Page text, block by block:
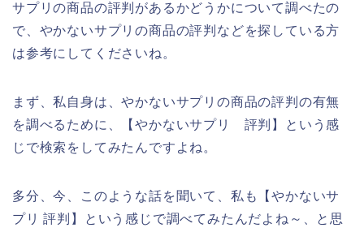
サプリの商品の評判があるかどうかについて調べたの
で、やかないサプリの商品の評判などを探している方
は参考にしてくださいね。
まず、私自身は、やかないサプリの商品の評判の有無
を調べるために、【やかないサプリ 評判】という感
じで検索をしてみたんですよね。
多分、今、このような話を聞いて、私も【やかないサ
プリ 評判】という感じで調べてみたんだよね～、と思